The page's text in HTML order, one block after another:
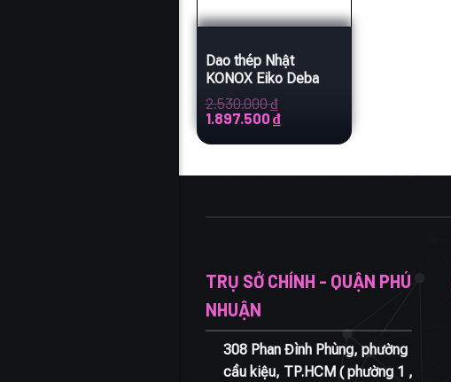
Dao thép Nhật
KONOX Eiko Deba
2.530.000₫
Giá
gốc
là:
1.897.500 ₫Giá
hiện
tại
1.897.500 ₫.
TRỤ SỞ CHÍNH - QUẬN PHÚ
NHUẬN
308 Phan Đình Phùng, phường
cầu kiệu, TP.HCM ( phường 1 ,